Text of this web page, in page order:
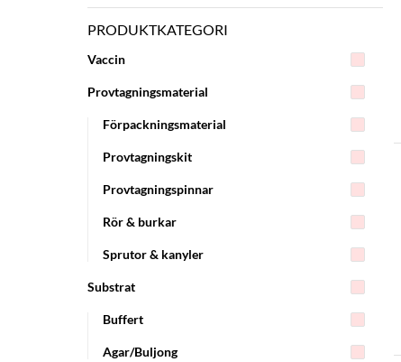
PRODUKTKATEGORI
Vaccin
Provtagningsmaterial
Förpackningsmaterial
Provtagningskit
Provtagningspinnar
Rör & burkar
Sprutor & kanyler
Substrat
Buffert
Agar/Buljong